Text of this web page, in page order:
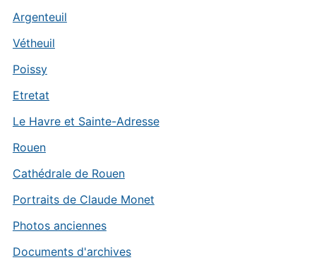
Argenteuil
Vétheuil
Poissy
Etretat
Le Havre et Sainte-Adresse
Rouen
Cathédrale de Rouen
Portraits de Claude Monet
Photos anciennes
Documents d'archives